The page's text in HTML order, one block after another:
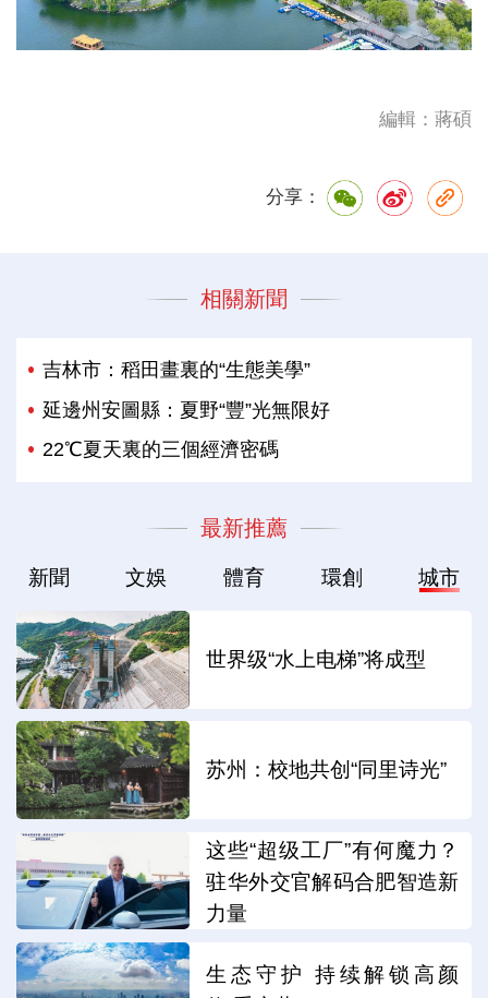
編輯：蔣碩
分享：
相關新聞
吉林市：稻田畫裏的“生態美學”
延邊州安圖縣：夏野“豐”光無限好
22℃夏天裏的三個經濟密碼
最新推薦
新聞 文娛 體育 環創 城市
世界级“水上电梯”将成型
苏州：校地共创“同里诗光”
这些“超级工厂”有何魔力？
驻华外交官解码合肥智造新
力量
生态守护 持续解锁高颜